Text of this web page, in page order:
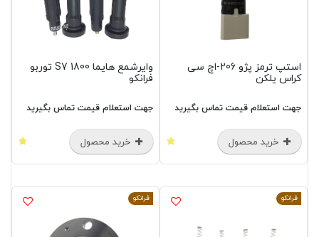
استپ ترمز پژو 206-اچ سی
کراس یلکن
جهت استعلام قیمت تماس بگیرید
خرید محصول
وایرشمع هایما S7 1800 توربو
فرانکو
جهت استعلام قیمت تماس بگیرید
خرید محصول
فرانکو فرانکو